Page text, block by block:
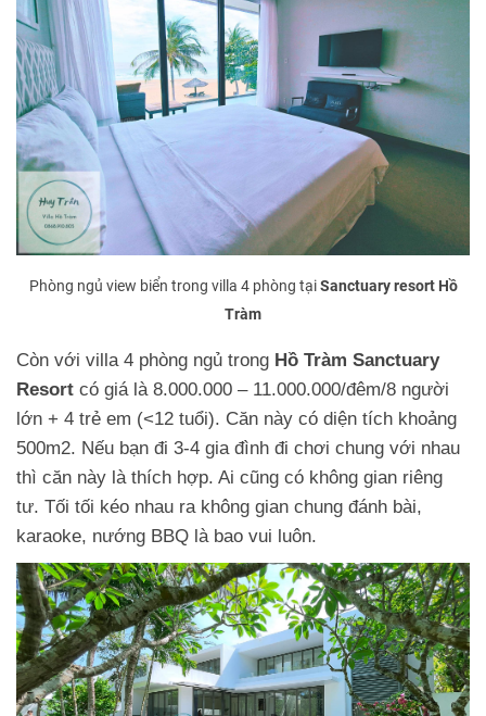
Phòng ngủ view biển trong villa 4 phòng tạiSanctuary resort Hồ
Tràm
Còn với villa 4 phòng ngủ trong Hồ Tràm Sanctuary
Resort có giá là 8.000.000 – 11.000.000/đêm/8 người
lớn + 4 trẻ em (<12 tuổi). Căn này có diện tích khoảng
500m2. Nếu bạn đi 3-4 gia đình đi chơi chung với nhau
thì căn này là thích hợp. Ai cũng có không gian riêng
tư. Tối tối kéo nhau ra không gian chung đánh bài,
karaoke, nướng BBQ là bao vui luôn.